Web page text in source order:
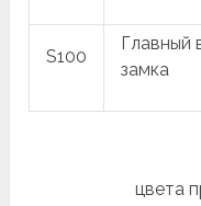
S100
Главный
замка
цвета